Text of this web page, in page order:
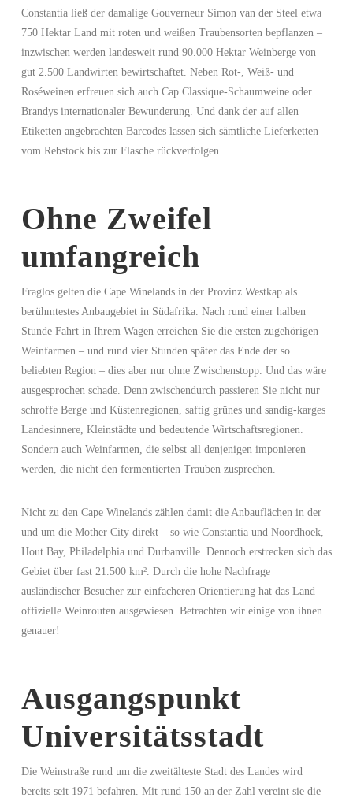
Constantia ließ der damalige Gouverneur Simon van der Steel etwa
750 Hektar Land mit roten und weißen Traubensorten bepflanzen –
inzwischen werden landesweit rund 90.000 Hektar Weinberge von
gut 2.500 Landwirten bewirtschaftet. Neben Rot-, Weiß- und
Roséweinen erfreuen sich auch Cap Classique-Schaumweine oder
Brandys internationaler Bewunderung. Und dank der auf allen
Etiketten angebrachten Barcodes lassen sich sämtliche Lieferketten
vom Rebstock bis zur Flasche rückverfolgen.
Ohne Zweifel
umfangreich
Fraglos gelten die Cape Winelands in der Provinz Westkap als
berühmtestes Anbaugebiet in Südafrika. Nach rund einer halben
Stunde Fahrt in Ihrem Wagen erreichen Sie die ersten zugehörigen
Weinfarmen – und rund vier Stunden später das Ende der so
beliebten Region – dies aber nur ohne Zwischenstopp. Und das wäre
ausgesprochen schade. Denn zwischendurch passieren Sie nicht nur
schroffe Berge und Küstenregionen, saftig grünes und sandig-karges
Landesinnere, Kleinstädte und bedeutende Wirtschaftsregionen.
Sondern auch Weinfarmen, die selbst all denjenigen imponieren
werden, die nicht den fermentierten Trauben zusprechen.
Nicht zu den Cape Winelands zählen damit die Anbauflächen in der
und um die Mother City direkt – so wie Constantia und Noordhoek,
Hout Bay, Philadelphia und Durbanville. Dennoch erstrecken sich das
Gebiet über fast 21.500 km². Durch die hohe Nachfrage
ausländischer Besucher zur einfacheren Orientierung hat das Land
offizielle Weinrouten ausgewiesen. Betrachten wir einige von ihnen
genauer!
Ausgangspunkt
Universitätsstadt
Die Weinstraße rund um die zweitälteste Stadt des Landes wird
bereits seit 1971 befahren. Mit rund 150 an der Zahl vereint sie die